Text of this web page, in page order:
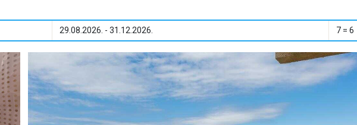
29.08.2026. - 31.12.2026. 7 = 6